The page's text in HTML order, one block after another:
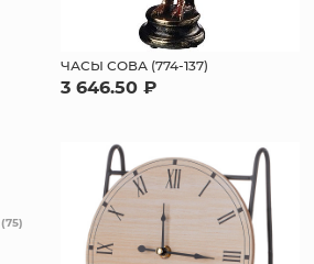
ЧАСЫ СОВА (774-137)
3 646.50 ₽
(75)